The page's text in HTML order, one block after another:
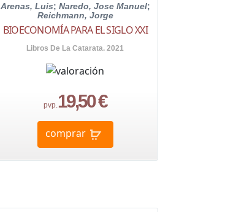
Arenas, Luis; Naredo, Jose Manuel;
Reichmann, Jorge
BIOECONOMÍA PARA EL SIGLO XXI
Libros De La Catarata. 2021
pvp. 19,50 €
comprar